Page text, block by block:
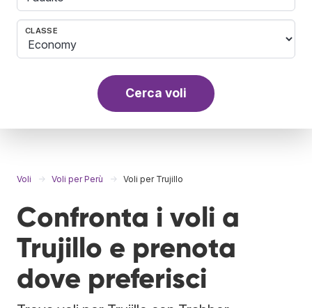
CLASSE
Cerca voli
Voli Voli per Perù Voli per Trujillo
Confronta i voli a
Trujillo e prenota
dove preferisci